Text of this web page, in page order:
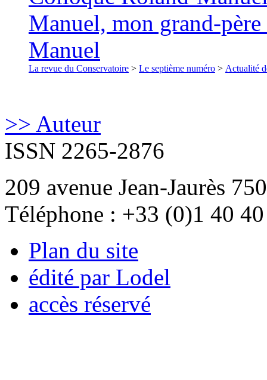
Manuel, mon grand-
Manuel
La revue du Conservatoire > Le septième numéro > Actualité
>> Auteur
ISSN 2265-2876
209 avenue Jean-Jaurès
Téléphone : +33 (0)1 40
Plan du site
édité par Lodel
accès réservé